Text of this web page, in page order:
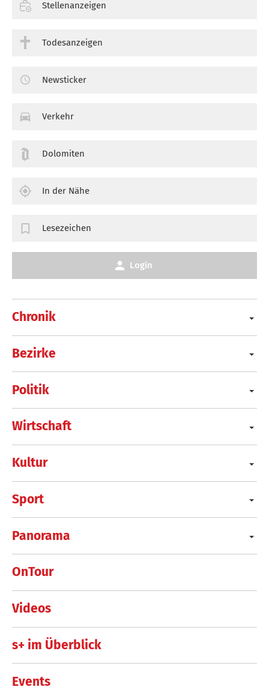
Chronik
Bezirke
Politik
Wirtschaft
Kultur
Sport
Panorama
OnTour
Videos
s+ im Überblick
Events
Stellenanzeigen
Todesanzeigen
Newsticker
Verkehr
Dolomiten
In der Nähe
Lesezeichen
Login